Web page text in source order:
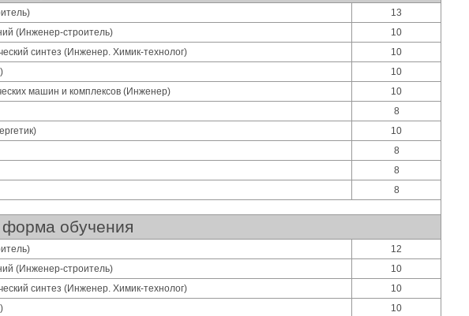
13
(Инженер-строитель)
10
синтез (Инженер. Химик-технолог)
10
10
машин и комплексов (Инженер)
10
8
10
8
8
8
обучения
12
(Инженер-строитель)
10
синтез (Инженер. Химик-технолог)
10
10